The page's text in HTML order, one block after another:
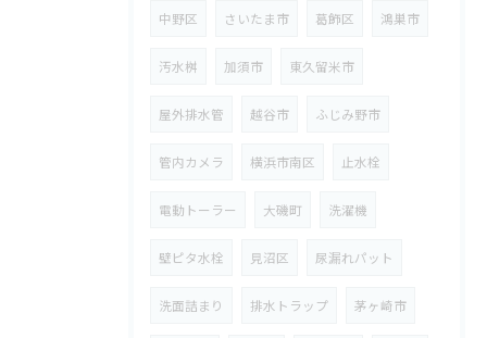
中野区 さいたま市 葛飾区 鴻巣市
汚水桝 加須市 東久留米市
屋外排水管 越谷市 ふじみ野市
管内カメラ 横浜市南区 止水栓
電動トーラー 大磯町 洗濯機
壁ピタ水栓 見沼区 尿漏れパット
洗面詰まり 排水トラップ 茅ヶ崎市